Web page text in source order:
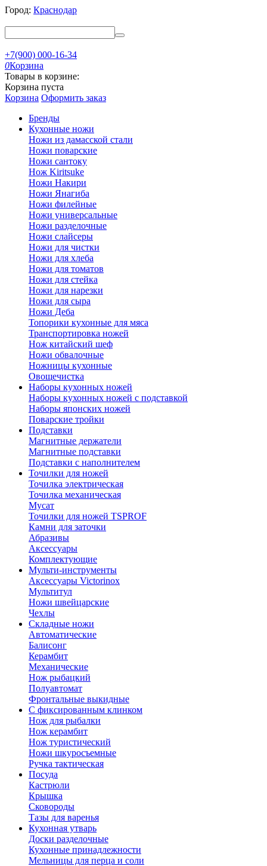
Город: Краснодар
+7(900) 000-16-34
0Корзина
Товары в корзине:
Корзина пуста
Корзина Оформить заказ
Бренды
Кухонные ножи
Ножи из дамасской стали
Ножи поварские
Ножи сантоку
Нож Kiritsuke
Ножи Накири
Ножи Янагиба
Ножи филейные
Ножи универсальные
Ножи разделочные
Ножи слайсеры
Ножи для чистки
Ножи для хлеба
Ножи для томатов
Ножи для стейка
Ножи для нарезки
Ножи для сыра
Ножи Деба
Топорики кухонные для мяса
Транспортировка ножей
Нож китайский шеф
Ножи обвалочные
Ножницы кухонные
Овощечистка
Наборы кухонных ножей
Наборы кухонных ножей с подставкой
Наборы японских ножей
Поварские тройки
Подставки
Магнитные держатели
Магнитные подставки
Подставки с наполнителем
Точилки для ножей
Точилка электрическая
Точилка механическая
Мусат
Точилки для ножей TSPROF
Камни для заточки
Абразивы
Аксессуары
Комплектующие
Мульти-инструменты
Аксессуары Victorinox
Мультитул
Ножи швейцарские
Чехлы
Складные ножи
Автоматические
Балисонг
Керамбит
Механические
Нож рыбацкий
Полуавтомат
Фронтальные выкидные
С фиксированным клинком
Нож для рыбалки
Нож керамбит
Нож туристический
Ножи шкуросъемные
Ручка тактическая
Посуда
Кастрюли
Крышка
Сковороды
Тазы для варенья
Кухонная утварь
Доски разделочные
Кухонные принадлежности
Мельницы для перца и соли